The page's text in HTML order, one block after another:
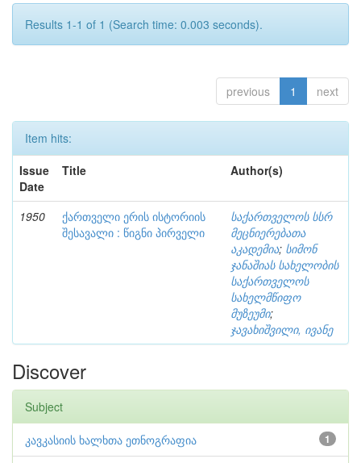
Results 1-1 of 1 (Search time: 0.003 seconds).
previous 1 next
Item hits:
Issue
Date
Title Author(s)
1950
ქართველი ერის ისტორიის
შესავალი : წიგნი პირველი
საქართველოს სსრ
მეცნიერებათა
აკადემია; სიმონ
ჯანაშიას სახელობის
საქართველოს
სახელმწიფო
მუზეუმი;
ჯავახიშვილი, ივანე
Discover
Subject
1
კავკასიის ხალხთა ეთნოგრაფია